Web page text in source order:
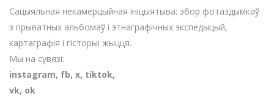
Сацыяльная некамерцыйная ініцыятыва: збор фотаздымкаў
з прыватных альбомаў і этнаграфічных экспедыцый,
картаграфія і гісторыі жыцця.
Мы на сувязі:
instagram, fb, х, tiktok,
vk, ok